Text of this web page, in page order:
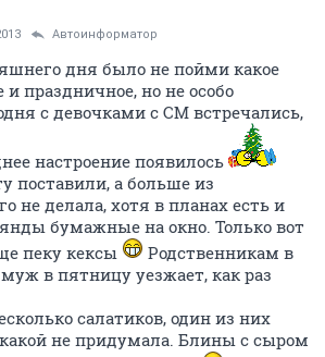
Автоинформатор
дня было не пойми какое
и праздничное, но не особо
с девочками с СМ встречались,
настроение появилось
поставили, а больше из
не делала, хотя в планах есть и
бумажные на окно. Только вот
пеку кексы
Родственникам в
в пятницу уезжает, как раз
салатиков, один из них
не придумала. Блины с сыром